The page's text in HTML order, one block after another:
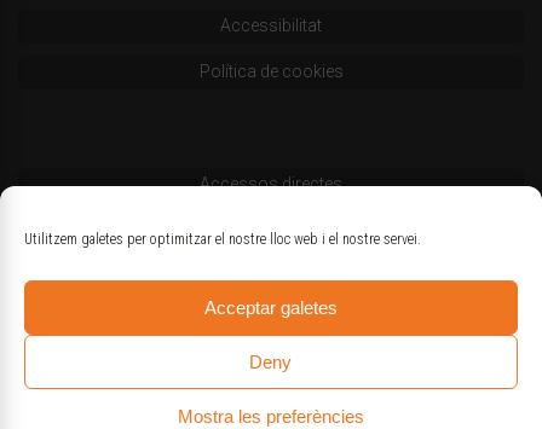
Utilitzem galetes per optimitzar el nostre lloc web i el nostre servei.
Acceptar galetes
Deny
Mostra les preferències
Accessibilitat
Política de cookies
Accessos directes
Codi deontològic
Logotips oficials